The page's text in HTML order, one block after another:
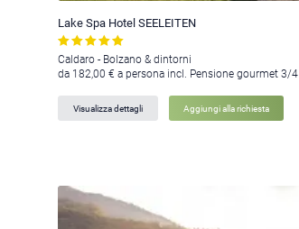
Lake Spa Hotel SEELEITEN
Caldaro - Bolzano & dintorni
da 182,00 € a persona incl. Pensione gourmet 3/4
Visualizza dettagli Aggiungi alla richiesta